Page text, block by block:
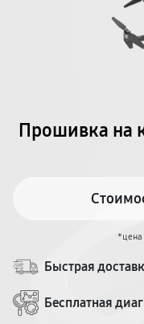
Прошивка на
*цена
Быстрая
Бесплатная